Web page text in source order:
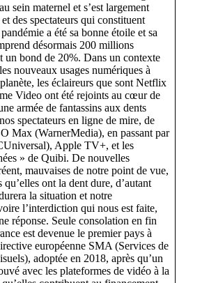
sein maternel et s’est largement
des spectateurs qui constituent
a été sa bonne étoile et sa
désormais 200 millions
un bond de 20%. Dans un contexte
nouveaux usages numériques à
les éclaireurs que sont Netflix
Video ont été rejoints au cœur de
armée de fantassins aux dents
spectateurs en ligne de mire, de
Max (WarnerMedia), en passant par
Apple TV+, et les
» de Quibi. De nouvelles
mauvaises de notre point de vue,
qu’elles ont la dent dure, d’autant
la situation et notre
l’interdiction qui nous est faite,
réponse. Seule consolation en fin
est devenue le premier pays à
européenne SMA (Services de
adoptée en 2018, après qu’un
avec les plateformes de vidéo à la